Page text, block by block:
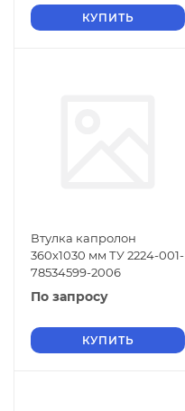
КУПИТЬ
Втулка капролон
360х1030 мм ТУ 2224-001-
78534599-2006
По запросу
КУПИТЬ